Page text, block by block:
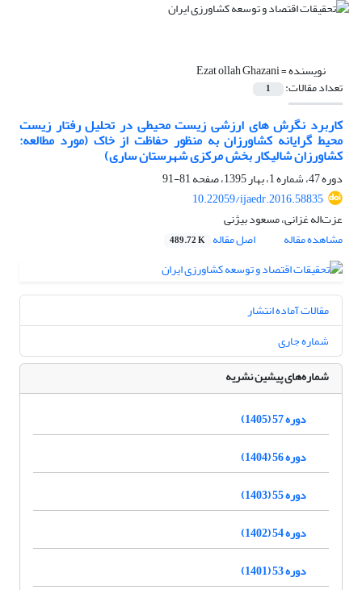
نویسنده =Ezat ollah Ghazani
تعداد مقالات: 1
کاربرد نگرش‏ های ارزشی زیست‏ محیطی در تحلیل رفتار زیست‏
محیط‏ گرایانه کشاورزان به منظور حفاظت از خاک (مورد مطالعه:
کشاورزان شالیکار بخش مرکزی شهرستان ساری)
دوره 47، شماره 1، بهار 1395، صفحه
81-91
10.22059/ijaedr.2016.58835
عزت‌اله غزانی، مسعود بیژنی
مشاهده مقاله
اصل مقاله 489.72 K
مقالات آماده انتشار
شماره جاری
شماره‌های پیشین نشریه
دوره 57 (1405)
دوره 56 (1404)
دوره 55 (1403)
دوره 54 (1402)
دوره 53 (1401)